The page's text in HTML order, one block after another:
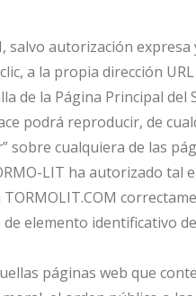
autorización
a la propia dirección
la Página Principal del
podrá reproducir, de
cualquiera de las
LIT ha autorizado tal
elemento identificativo
páginas web que